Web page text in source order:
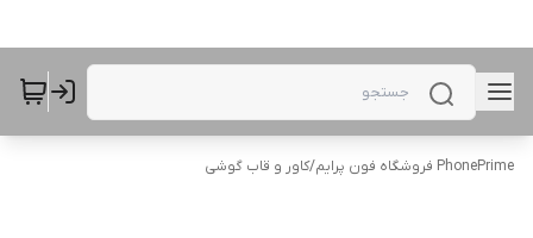
PhonePrime فروشگاه فون پرایم /کاور و قاب گوشی